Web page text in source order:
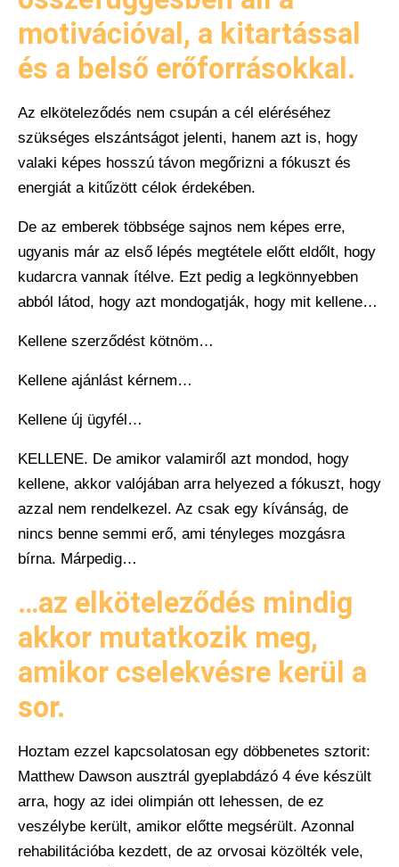
motivációval, a kitartással
és a belső erőforrásokkal.
Az elköteleződés nem csupán a cél eléréséhez
szükséges elszántságot jelenti, hanem azt is, hogy
valaki képes hosszú távon megőrizni a fókuszt és
energiát a kitűzött célok érdekében.
De az emberek többsége sajnos nem képes erre,
ugyanis már az első lépés megtétele előtt eldőlt, hogy
kudarcra vannak ítélve. Ezt pedig a legkönnyebben
abból látod, hogy azt mondogatják, hogy mit kellene…
Kellene szerződést kötnöm…
Kellene ajánlást kérnem…
Kellene új ügyfél…
KELLENE. De amikor valamiről azt mondod, hogy
kellene, akkor valójában arra helyezed a fókuszt, hogy
azzal nem rendelkezel. Az csak egy kívánság, de
nincs benne semmi erő, ami tényleges mozgásra
bírna. Márpedig…
…az elköteleződés mindig
akkor mutatkozik meg,
amikor cselekvésre kerül a
sor.
Hoztam ezzel kapcsolatosan egy döbbenetes sztorit:
Matthew Dawson ausztrál gyeplabdázó 4 éve készült
arra, hogy az idei olimpián ott lehessen, de ez
veszélybe került, amikor előtte megsérült. Azonnal
rehabilitációba kezdett, de az orvosai közölték vele,